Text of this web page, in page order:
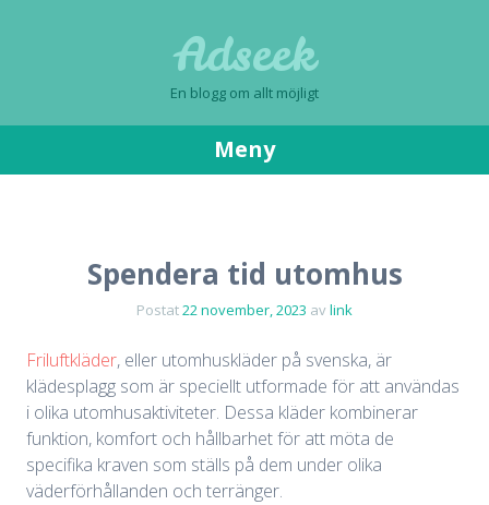
Adseek
En blogg om allt möjligt
Meny
Spendera tid utomhus
Postat22 november, 2023 avlink
Friluftkläder, eller utomhuskläder på svenska, är
klädesplagg som är speciellt utformade för att användas
i olika utomhusaktiviteter. Dessa kläder kombinerar
funktion, komfort och hållbarhet för att möta de
specifika kraven som ställs på dem under olika
väderförhållanden och terränger.